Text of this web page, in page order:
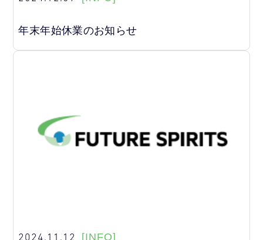
年末年始休業のお知らせ
2024.11.12 [INFO]